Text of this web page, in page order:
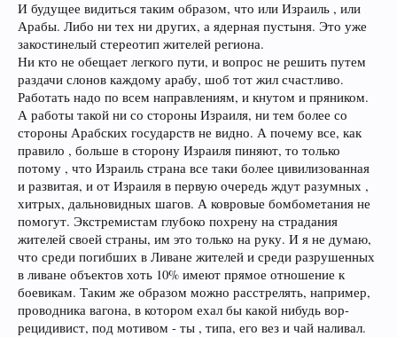
И будущее видиться таким образом, что или Израиль , или
Арабы. Либо ни тех ни других, а ядерная пустыня. Это уже
закостинелый стереотип жителей региона.
Ни кто не обещает легкого пути, и вопрос не решить путем
раздачи слонов каждому арабу, шоб тот жил счастливо.
Работать надо по всем направлениям, и кнутом и пряником.
А работы такой ни со стороны Израиля, ни тем более со
стороны Арабских государств не видно. А почему все, как
правило , больше в сторону Израиля пиняют, то только
потому , что Израиль страна все таки более цивилизованная
и развитая, и от Израиля в первую очередь ждут разумных ,
хитрых, дальновидных шагов. А ковровые бомбометания не
помогут. Экстремистам глубоко похрену на страдания
жителей своей страны, им это только на руку. И я не думаю,
что среди погибших в Ливане жителей и среди разрушенных
в ливане объектов хоть 10% имеют прямое отношение к
боевикам. Таким же образом можно расстрелять, например,
проводника вагона, в котором ехал бы какой нибудь вор-
рецидивист, под мотивом - ты , типа, его вез и чай наливал.